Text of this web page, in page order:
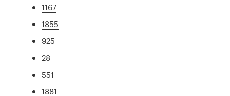
1167
1855
925
28
551
1881